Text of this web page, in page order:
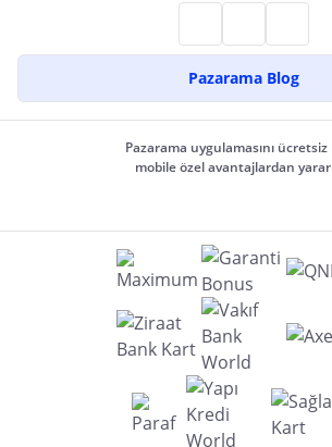
Pazarama Blog
Pazarama uygulamasını
mobile özel avantajlardan